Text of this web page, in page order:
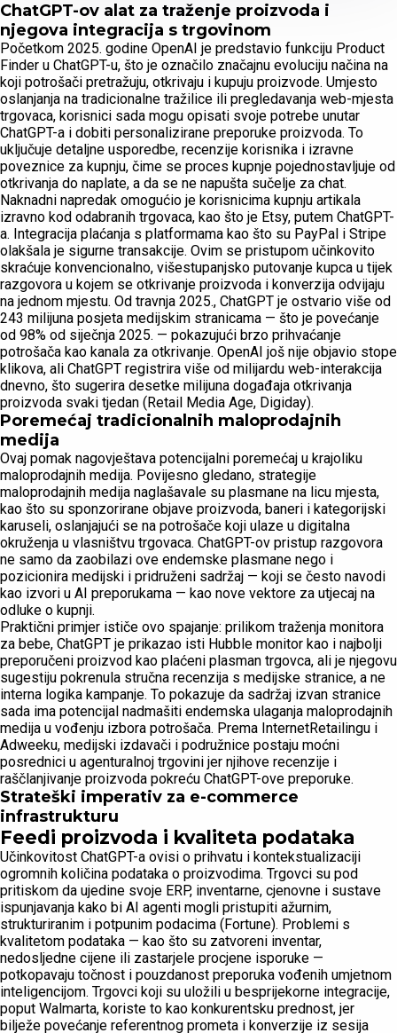
ChatGPT-ov alat za traženje proizvoda i
njegova integracija s trgovinom
Početkom 2025. godine OpenAI je predstavio funkciju Product
Finder u ChatGPT-u, što je označilo značajnu evoluciju načina na
koji potrošači pretražuju, otkrivaju i kupuju proizvode. Umjesto
oslanjanja na tradicionalne tražilice ili pregledavanja web-mjesta
trgovaca, korisnici sada mogu opisati svoje potrebe unutar
ChatGPT-a i dobiti personalizirane preporuke proizvoda. To
uključuje detaljne usporedbe, recenzije korisnika i izravne
poveznice za kupnju, čime se proces kupnje pojednostavljuje od
otkrivanja do naplate, a da se ne napušta sučelje za chat.
Naknadni napredak omogućio je korisnicima kupnju artikala
izravno kod odabranih trgovaca, kao što je Etsy, putem ChatGPT-
a. Integracija plaćanja s platformama kao što su PayPal i Stripe
olakšala je sigurne transakcije. Ovim se pristupom učinkovito
skraćuje konvencionalno, višestupanjsko putovanje kupca u tijek
razgovora u kojem se otkrivanje proizvoda i konverzija odvijaju
na jednom mjestu. Od travnja 2025., ChatGPT je ostvario više od
243 milijuna posjeta medijskim stranicama — što je povećanje
od 98% od siječnja 2025. — pokazujući brzo prihvaćanje
potrošača kao kanala za otkrivanje. OpenAI još nije objavio stope
klikova, ali ChatGPT registrira više od milijardu web-interakcija
dnevno, što sugerira desetke milijuna događaja otkrivanja
proizvoda svaki tjedan (Retail Media Age, Digiday).
Poremećaj tradicionalnih maloprodajnih
medija
Ovaj pomak nagovještava potencijalni poremećaj u krajoliku
maloprodajnih medija. Povijesno gledano, strategije
maloprodajnih medija naglašavale su plasmane na licu mjesta,
kao što su sponzorirane objave proizvoda, baneri i kategorijski
karuseli, oslanjajući se na potrošače koji ulaze u digitalna
okruženja u vlasništvu trgovaca. ChatGPT-ov pristup razgovora
ne samo da zaobilazi ove endemske plasmane nego i
pozicionira medijski i pridruženi sadržaj — koji se često navodi
kao izvori u AI preporukama — kao nove vektore za utjecaj na
odluke o kupnji.
Praktični primjer ističe ovo spajanje: prilikom traženja monitora
za bebe, ChatGPT je prikazao isti Hubble monitor kao i najbolji
preporučeni proizvod kao plaćeni plasman trgovca, ali je njegovu
sugestiju pokrenula stručna recenzija s medijske stranice, a ne
interna logika kampanje. To pokazuje da sadržaj izvan stranice
sada ima potencijal nadmašiti endemska ulaganja maloprodajnih
medija u vođenju izbora potrošača. Prema InternetRetailingu i
Adweeku, medijski izdavači i podružnice postaju moćni
posrednici u agenturalnoj trgovini jer njihove recenzije i
raščlanjivanje proizvoda pokreću ChatGPT-ove preporuke.
Strateški imperativ za e-commerce
infrastrukturu
Feedi proizvoda i kvaliteta podataka
Učinkovitost ChatGPT-a ovisi o prihvatu i kontekstualizaciji
ogromnih količina podataka o proizvodima. Trgovci su pod
pritiskom da ujedine svoje ERP, inventarne, cjenovne i sustave
ispunjavanja kako bi AI agenti mogli pristupiti ažurnim,
strukturiranim i potpunim podacima (Fortune). Problemi s
kvalitetom podataka — kao što su zatvoreni inventar,
nedosljedne cijene ili zastarjele procjene isporuke —
potkopavaju točnost i pouzdanost preporuka vođenih umjetnom
inteligencijom. Trgovci koji su uložili u besprijekorne integracije,
poput Walmarta, koriste to kao konkurentsku prednost, jer
bilježe povećanje referentnog prometa i konverzije iz sesija